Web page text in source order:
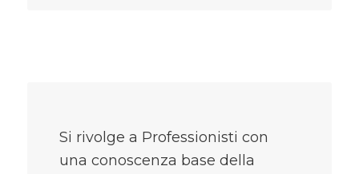
Si rivolge a Professionisti con
una conoscenza base della